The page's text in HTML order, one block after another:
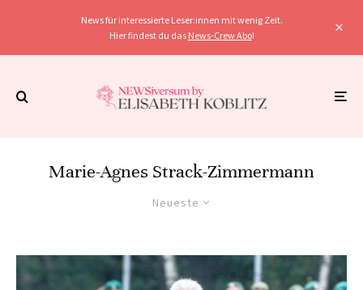
News für interessierte Leser:innen mit wenig Zeit.
Hier findest du das News-Crew Abo!
Marie-Agnes Strack-Zimmermann
Neueste